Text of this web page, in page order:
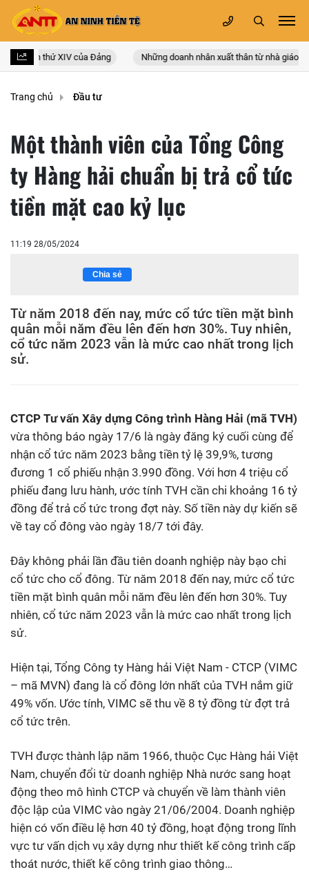
lần thứ XIV của Đảng Những doanh nhân xuất thân từ nhà giáo
Trang chủ Đầu tư
Một thành viên của Tổng Công
ty Hàng hải chuẩn bị trả cổ tức
tiền mặt cao kỷ lục
11:19 28/05/2024
Chia sẻ
Từ năm 2018 đến nay, mức cổ tức tiền mặt bình
quân mỗi năm đều lên đến hơn 30%. Tuy nhiên,
cổ tức năm 2023 vẫn là mức cao nhất trong lịch
sử.
CTCP Tư vấn Xây dựng Công trình Hàng Hải (mã TVH)
vừa thông báo ngày 17/6 là ngày đăng ký cuối cùng để
nhận cổ tức năm 2023 bằng tiền tỷ lệ 39,9%, tương
đương 1 cổ phiếu nhận 3.990 đồng. Với hơn 4 triệu cổ
phiếu đang lưu hành, ước tính TVH cần chi khoảng 16 tỷ
đồng để trả cổ tức trong đợt này. Số tiền này dự kiến sẽ
về tay cổ đông vào ngày 18/7 tới đây.
Đây không phải lần đầu tiên doanh nghiệp này bạo chi
cổ tức cho cổ đông. Từ năm 2018 đến nay, mức cổ tức
tiền mặt bình quân mỗi năm đều lên đến hơn 30%. Tuy
nhiên, cổ tức năm 2023 vẫn là mức cao nhất trong lịch
sử.
Hiện tại, Tổng Công ty Hàng hải Việt Nam - CTCP (VIMC
– mã MVN) đang là cổ đông lớn nhất của TVH nắm giữ
49% vốn. Ước tính, VIMC sẽ thu về 8 tỷ đồng từ đợt trả
cổ tức trên.
TVH được thành lập năm 1966, thuộc Cục Hàng hải Việt
Nam, chuyển đổi từ doanh nghiệp Nhà nước sang hoạt
động theo mô hình CTCP và chuyển về làm thành viên
độc lập của VIMC vào ngày 21/06/2004. Doanh nghiệp
hiện có vốn điều lệ hơn 40 tỷ đồng, hoạt động trong lĩnh
vực tư vấn dịch vụ xây dựng như thiết kế công trình cấp
thoát nước, thiết kế công trình giao thông…